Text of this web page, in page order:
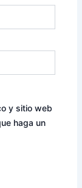
y sitio web
haga un